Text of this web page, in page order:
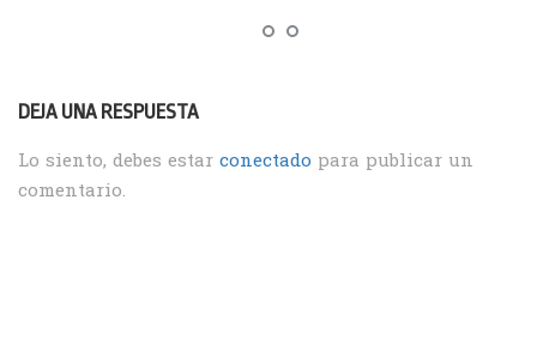
DEJA UNA RESPUESTA
Lo siento, debes estar conectado para publicar un
comentario.